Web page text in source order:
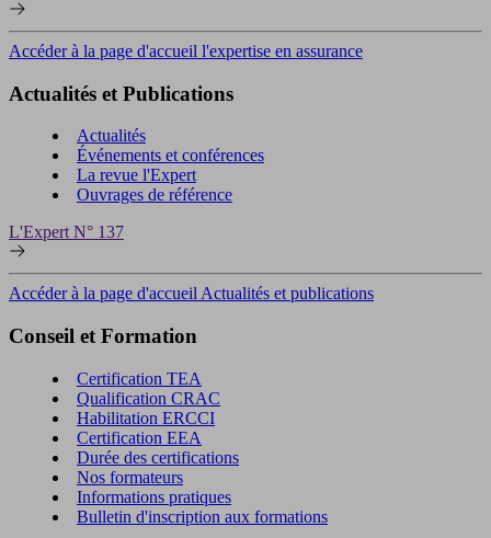
Accéder à la page d'accueil l'expertise en assurance
Actualités et Publications
Actualités
Événements et conférences
La revue l'Expert
Ouvrages de référence
L'Expert N° 137
Accéder à la page d'accueil Actualités et publications
Conseil et Formation
Certification TEA
Qualification CRAC
Habilitation ERCCI
Certification EEA
Durée des certifications
Nos formateurs
Informations pratiques
Bulletin d'inscription aux formations